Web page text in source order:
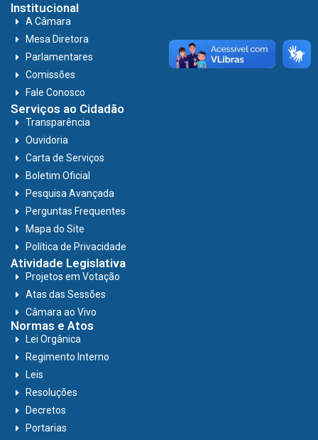
Institucional
A Câmara
Mesa Diretora
Parlamentares
Comissões
Fale Conosco
Serviços ao Cidadão
Transparência
Ouvidoria
Carta de Serviços
Boletim Oficial
Pesquisa Avançada
Perguntas Frequentes
Mapa do Site
Política de Privacidade
Atividade Legislativa
Projetos em Votação
Atas das Sessões
Câmara ao Vivo
Normas e Atos
Lei Orgânica
Regimento Interno
Leis
Resoluções
Decretos
Portarias